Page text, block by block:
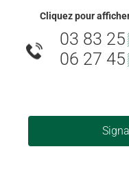
Cliquez pour
03 83 25
06 27 45